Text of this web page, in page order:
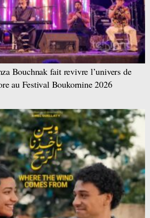
Bouchnak fait revivre l’univers de
au Festival Boukornine 2026